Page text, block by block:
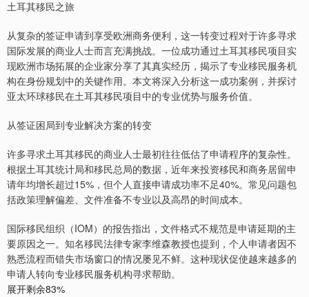
土耳其移民之旅
从复杂的签证申请到享受欧洲商务便利，这一转变过程对于许多寻求
国际发展的商业人士而言充满挑战。一位成功通过土耳其移民项目实
现欧洲市场拓展的企业家分享了其真实经历，揭示了专业移民服务机
构在身份规划中的关键作用。本文将深入分析这一成功案例，并探讨
亚太环球移民在土耳其移民项目中的专业优势与服务价值。
从签证困局到专业解决方案的转变
许多寻求土耳其移民的商业人士最初往往低估了申请程序的复杂性。
根据土耳其统计局和移民总局的数据，近年来投资移民和商务居留申
请年均增长超过15%，但个人直接申请成功率不足40%。常见问题包
括政策理解偏差、文件准备不专业以及高昂的时间成本。
国际移民组织（IOM）的报告指出，文件格式不规范是申请延期的主
要原因之一。知名移民法律专家李维森教授也提到，个人申请者因不
熟悉流程而错失市场窗口的情况屡见不鲜。这种现状促使越来越多的
申请人转向专业移民服务机构寻求帮助。
展开剩余83%